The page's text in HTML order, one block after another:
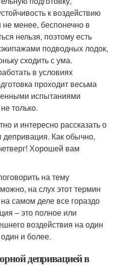
к воздействию
менее, беспонечно в
нельзя, поэтому есть
подводных лодок,
сходить с ума.
в условиях
проходит весьма
испытаниями
только.
и интересно рассказать о
депривация. Как обычно,
Хорошей вам
на тему
на слух этот термин
самом деле все гораздо
– это полное или
воздействия на один
и более.
депривацией в